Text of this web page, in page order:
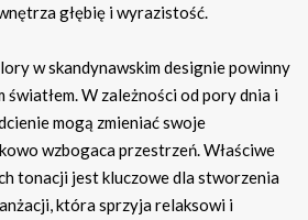
głębię i wyrazistość.
w skandynawskim designie powinny
światłem. W zależności od pory dnia i
mogą zmieniać swoje
wzbogaca przestrzeń. Właściwe
tonacji jest kluczowe dla stworzenia
która sprzyja relaksowi i